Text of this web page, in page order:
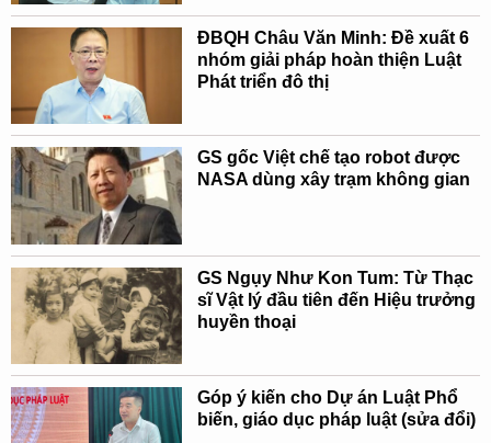
ĐBQH Châu Văn Minh: Đề xuất 6
nhóm giải pháp hoàn thiện Luật
Phát triển đô thị
GS gốc Việt chế tạo robot được
NASA dùng xây trạm không gian
GS Ngụy Như Kon Tum: Từ Thạc
sĩ Vật lý đầu tiên đến Hiệu trưởng
huyền thoại
Góp ý kiến cho Dự án Luật Phổ
biến, giáo dục pháp luật (sửa đổi)